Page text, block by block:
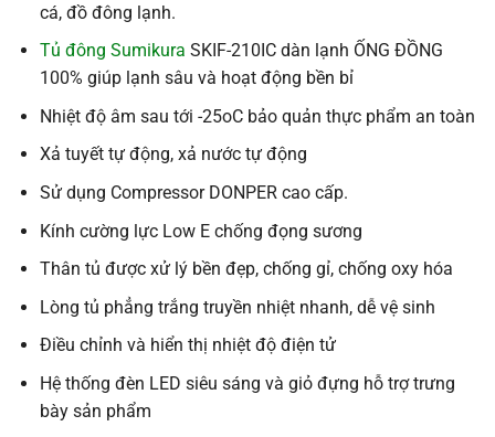
cá, đồ đông lạnh.
Tủ đông Sumikura SKIF-210IC dàn lạnh ỐNG ĐỒNG
100% giúp lạnh sâu và hoạt động bền bỉ
Nhiệt độ âm sau tới -25oC bảo quản thực phẩm an toàn
Xả tuyết tự động, xả nước tự động
Sử dụng Compressor DONPER cao cấp.
Kính cường lực Low E chống đọng sương
Thân tủ được xử lý bền đẹp, chống gỉ, chống oxy hóa
Lòng tủ phẳng trắng truyền nhiệt nhanh, dễ vệ sinh
Điều chỉnh và hiển thị nhiệt độ điện tử
Hệ thống đèn LED siêu sáng và giỏ đựng hỗ trợ trưng
bày sản phẩm